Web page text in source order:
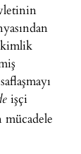
işçi
mücadele